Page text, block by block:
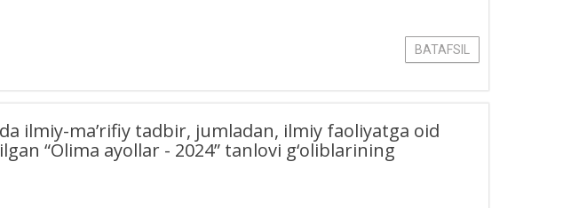
BATAFSIL
ilmiy-ma’rifiy tadbir, jumladan, ilmiy faoliyatga oid
“Olima ayollar - 2024” tanlovi g‘oliblarining